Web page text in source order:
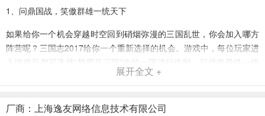
1、问鼎国战，笑傲群雄一统天下
如果给你一个机会穿越时空回到硝烟弥漫的三国乱世，你会加入哪方
阵营呢？三国志2017给你一个重新选择的机会。游戏中，每位玩家进
入游戏后都可选择“魏蜀吴三国”中的一国进行依附，征伐并最终一统
天下。同时，为了增加玩家的目标感，过程中还可体验“加官进爵”的
能指挥其他玩家发起国战哦。
展开全文 +
厂商：上海逸友网络信息技术有限公司